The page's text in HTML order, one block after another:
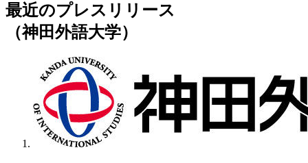
最近のプレスリリース
（神田外語大学）